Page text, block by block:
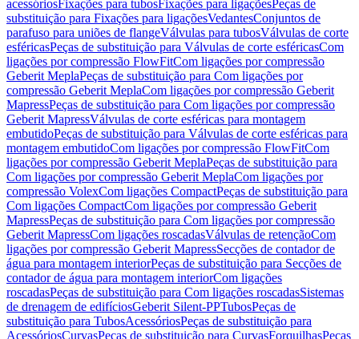
acessóriosFixações para tubosFixações para ligaçõesPeças de
substituição para Fixações para ligaçõesVedantesConjuntos de
parafuso para uniões de flangeVálvulas para tubosVálvulas de corte
esféricasPeças de substituição para Válvulas de corte esféricasCom
ligações por compressão FlowFitCom ligações por compressão
Geberit MeplaPeças de substituição para Com ligações por
compressão Geberit MeplaCom ligações por compressão Geberit
MapressPeças de substituição para Com ligações por compressão
Geberit MapressVálvulas de corte esféricas para montagem
embutidoPeças de substituição para Válvulas de corte esféricas para
montagem embutidoCom ligações por compressão FlowFitCom
ligações por compressão Geberit MeplaPeças de substituição para
Com ligações por compressão Geberit MeplaCom ligações por
compressão VolexCom ligações CompactPeças de substituição para
Com ligações CompactCom ligações por compressão Geberit
MapressPeças de substituição para Com ligações por compressão
Geberit MapressCom ligações roscadasVálvulas de retençãoCom
ligações por compressão Geberit MapressSecções de contador de
água para montagem interiorPeças de substituição para Secções de
contador de água para montagem interiorCom ligações
roscadasPeças de substituição para Com ligações roscadasSistemas
de drenagem de edifíciosGeberit Silent-PPTubosPeças de
substituição para TubosAcessóriosPeças de substituição para
AcessóriosCurvasPeças de substituição para CurvasForquilhasPeças